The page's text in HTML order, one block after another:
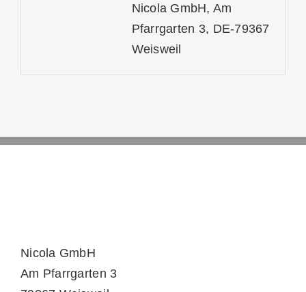
Nicola GmbH, Am
Pfarrgarten 3, DE-79367
Weisweil
Nicola GmbH
Am Pfarrgarten 3